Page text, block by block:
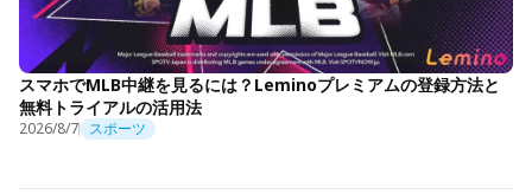
スマホでMLB中継を見るには？Leminoプレミアムの登録方法と
無料トライアルの活用法
2026/8/7 スポーツ